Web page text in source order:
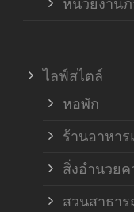
ไลฟ์สไตล์
หอพัก
ร้านอาหา
สิ่งอำนวย
สวนสาธา